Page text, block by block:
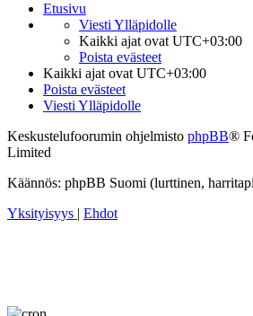
Etusivu
Viesti Ylläpidolle
Kaikki ajat ovat UTC+03:00
Poista evästeet
Kaikki ajat ovat UTC+03:00
Poista evästeet
Viesti Ylläpidolle
Keskustelufoorumin ohjelmisto phpBB®
Limited
Käännös: phpBB Suomi (lurttinen,
Yksityisyys | Ehdot